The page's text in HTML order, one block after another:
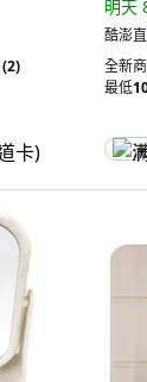
(2)
明天
酷澎
全新
最低